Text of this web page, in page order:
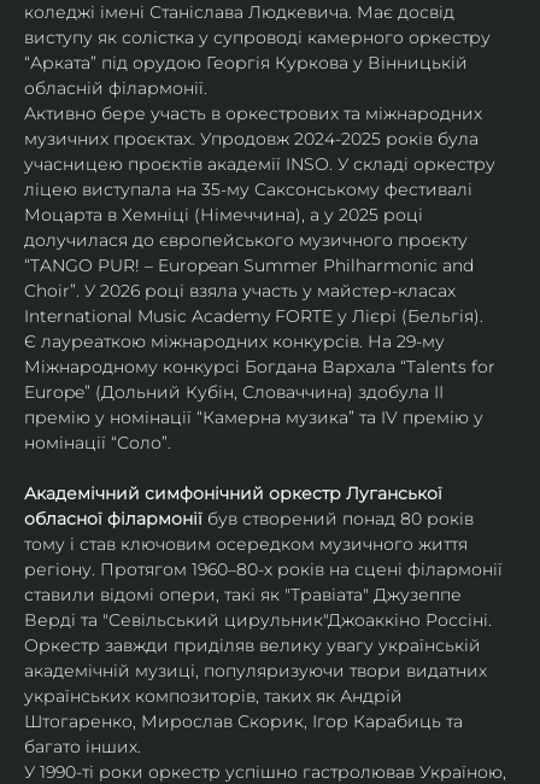
коледжі імені Станіслава Людкевича. Має досвід
виступу як солістка у супроводі камерного оркестру
“Арката” під орудою Георгія Куркова у Вінницькій
обласній філармонії.
Активно бере участь в оркестрових та міжнародних
музичних проєктах. Упродовж 2024-2025 років була
учасницею проєктів академії INSO. У складі оркестру
ліцею виступала на 35-му Саксонському фестивалі
Моцарта в Хемніці (Німеччина), а у 2025 році
долучилася до європейського музичного проєкту
“TANGO PUR! – European Summer Philharmonic and
Choir”. У 2026 році взяла участь у майстер-класах
International Music Academy FORTE у Лієрі (Бельгія).
Є лауреаткою міжнародних конкурсів. На 29-му
Міжнародному конкурсі Богдана Вархала “Talents for
Europe” (Дольний Кубін, Словаччина) здобула ІІ
премію у номінації “Камерна музика” та IV премію у
номінації “Соло”.
Академічний симфонічний оркестр Луганської
обласної філармонії був створений понад 80 років
тому і став ключовим осередком музичного життя
регіону. Протягом 1960–80-х років на сцені філармонії
ставили відомі опери, такі як "Травіата" Джузеппе
Верді та "Севільський цирульник"Джоаккіно Россіні.
Оркестр завжди приділяв велику увагу українській
академічній музиці, популяризуючи твори видатних
українських композиторів, таких як Андрій
Штогаренко, Мирослав Скорик, Ігор Карабиць та
багато інших.
У 1990-ті роки оркестр успішно гастролював Україною,